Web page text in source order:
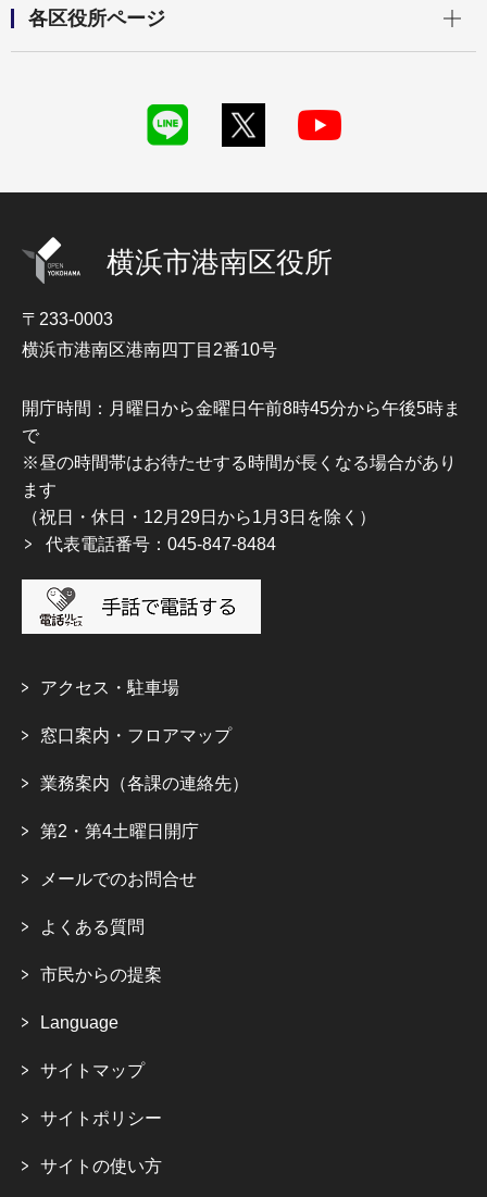
各区役所ページ
横浜市港南区役所
〒233-0003
横浜市港南区港南四丁目2番10号
開庁時間：月曜日から金曜日午前8時45分から午後5時ま
で
※昼の時間帯はお待たせする時間が長くなる場合があり
ます
（祝日・休日・12月29日から1月3日を除く）
代表電話番号：045-847-8484
アクセス・駐車場
窓口案内・フロアマップ
業務案内（各課の連絡先）
第2・第4土曜日開庁
メールでのお問合せ
よくある質問
市民からの提案
Language
サイトマップ
サイトポリシー
サイトの使い方